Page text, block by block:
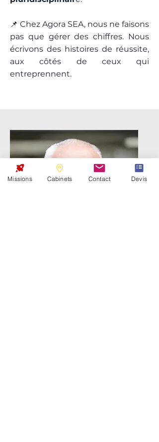
📌 Chez Agora SEA, nous ne faisons
pas que gérer des chiffres. Nous
écrivons des histoires de réussite,
aux côtés de ceux qui
entreprennent.
Missions Cabinets Contact Devis